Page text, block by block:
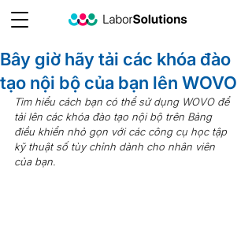
Bây giờ hãy tải các khóa đào
tạo nội bộ của bạn lên WOVO
Tìm hiểu cách bạn có thể sử dụng WOVO để
tải lên các khóa đào tạo nội bộ trên Bảng
điều khiển nhỏ gọn với các công cụ học tập
kỹ thuật số tùy chỉnh dành cho nhân viên
của bạn.